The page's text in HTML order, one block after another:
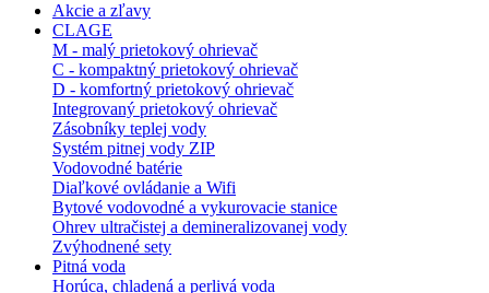
Akcie a zľavy
CLAGE
M - malý prietokový ohrievač
C - kompaktný prietokový ohrievač
D - komfortný prietokový ohrievač
Integrovaný prietokový ohrievač
Zásobníky teplej vody
Systém pitnej vody ZIP
Vodovodné batérie
Diaľkové ovládanie a Wifi
Bytové vodovodné a vykurovacie stanice
Ohrev ultračistej a demineralizovanej vody
Zvýhodnené sety
Pitná voda
Horúca, chladená a perlivá voda